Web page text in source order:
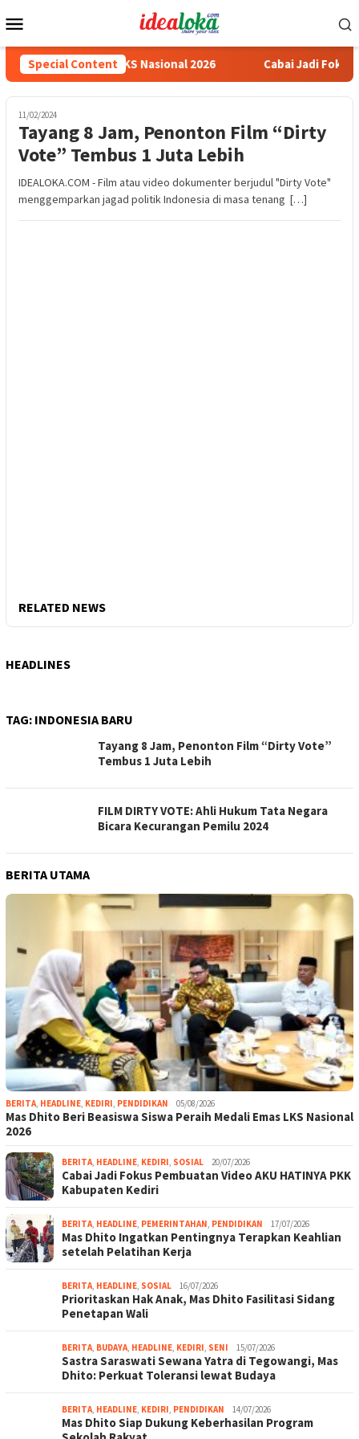
to
Menu
Special Content
Medali Emas LKS Nasional 2026 Cabai Jadi Fokus
11/02/2024
Tayang 8 Jam, Penonton Film “Dirty
Vote” Tembus 1 Juta Lebih
IDEALOKA.COM - Film atau video dokumenter berjudul "Dirty Vote"
menggemparkan jagad politik Indonesia di masa tenang […]
RELATED NEWS
HEADLINES
TAG: INDONESIA BARU
Tayang 8 Jam, Penonton Film “Dirty Vote”
Tembus 1 Juta Lebih
FILM DIRTY VOTE: Ahli Hukum Tata Negara
Bicara Kecurangan Pemilu 2024
BERITA UTAMA
BERITA, HEADLINE, KEDIRI, PENDIDIKAN 05/08/2026
Mas Dhito Beri Beasiswa Siswa Peraih Medali Emas LKS Nasional
2026
BERITA, HEADLINE, KEDIRI, SOSIAL 20/07/2026
Cabai Jadi Fokus Pembuatan Video AKU HATINYA PKK
Kabupaten Kediri
BERITA, HEADLINE, PEMERINTAHAN, PENDIDIKAN 17/07/2026
Mas Dhito Ingatkan Pentingnya Terapkan Keahlian
setelah Pelatihan Kerja
BERITA, HEADLINE, SOSIAL 16/07/2026
Prioritaskan Hak Anak, Mas Dhito Fasilitasi Sidang
Penetapan Wali
BERITA, BUDAYA, HEADLINE, KEDIRI, SENI 15/07/2026
Sastra Saraswati Sewana Yatra di Tegowangi, Mas
Dhito: Perkuat Toleransi lewat Budaya
BERITA, HEADLINE, KEDIRI, PENDIDIKAN 14/07/2026
Mas Dhito Siap Dukung Keberhasilan Program